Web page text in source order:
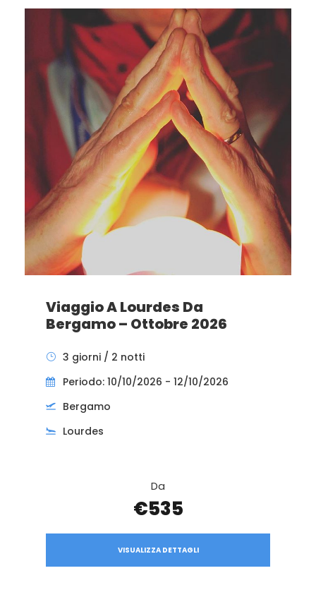
Viaggio A Lourdes Da
Bergamo – Ottobre 2026
3 giorni / 2 notti
Periodo: 10/10/2026 - 12/10/2026
Bergamo
Lourdes
Da
€535
VISUALIZZA DETTAGLI